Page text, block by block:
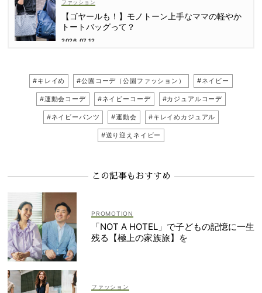
ファッション
【ゴヤールも！】モノトーン上手なママの軽やか
トートバッグって？
2026.07.12
#キレイめ #公園コーデ（公園ファッション） #ネイビー
#運動会コーデ #ネイビーコーデ #カジュアルコーデ
#ネイビーパンツ #運動会 #キレイめカジュアル
#送り迎えネイビー
この記事もおすすめ
「NOT A HOTEL」で子どもの記憶に一生
残る【極上の家族旅】を
ファッション